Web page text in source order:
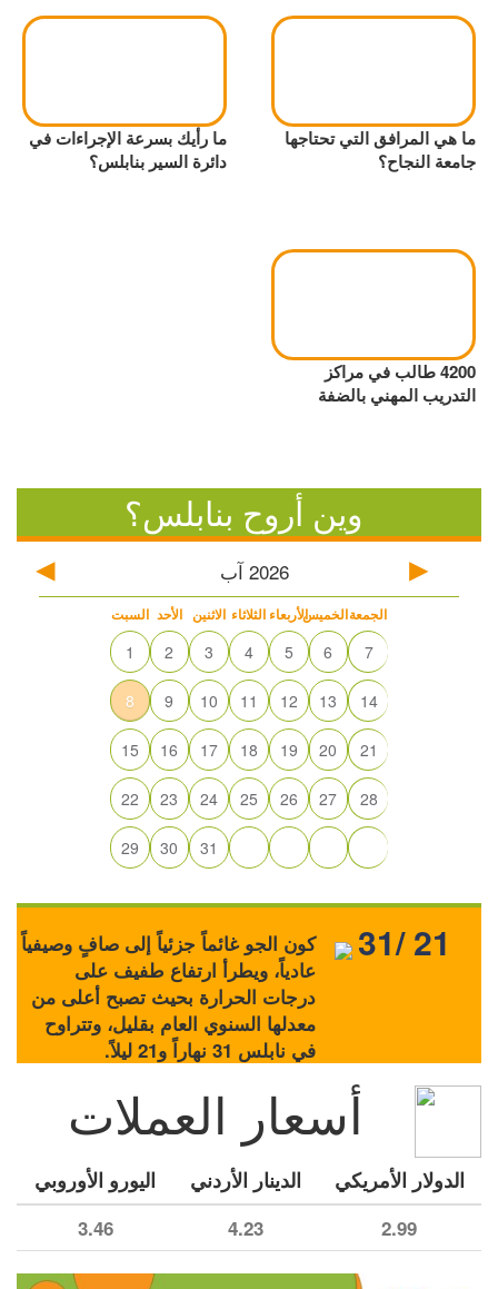
ما هي المرافق التي تحتاجها
جامعة النجاح؟
ما رأيك بسرعة الإجراءات في
دائرة السير بنابلس؟
4200 طالب في مراكز
التدريب المهني بالضفة
وين أروح بنابلس؟
2026 آب
السبت الأحد الاثنين الثلاثاء الأربعاءالخميسالجمعة
1 2 3 4 5 6 7
8 9 10 11 12 13 14
15 16 17 18 19 20 21
22 23 24 25 26 27 28
29 30 31
كون الجو غائماً جزئياً إلى صافٍ وصيفياً
عادياً، ويطرأ ارتفاع طفيف على
درجات الحرارة بحيث تصبح أعلى من
معدلها السنوي العام بقليل، وتتراوح
في نابلس 31 نهاراً و21 ليلاً.
31/ 21
أسعار العملات
الدولار الأمريكي الدينار الأردني اليورو الأوروبي
2.99
4.23
3.46